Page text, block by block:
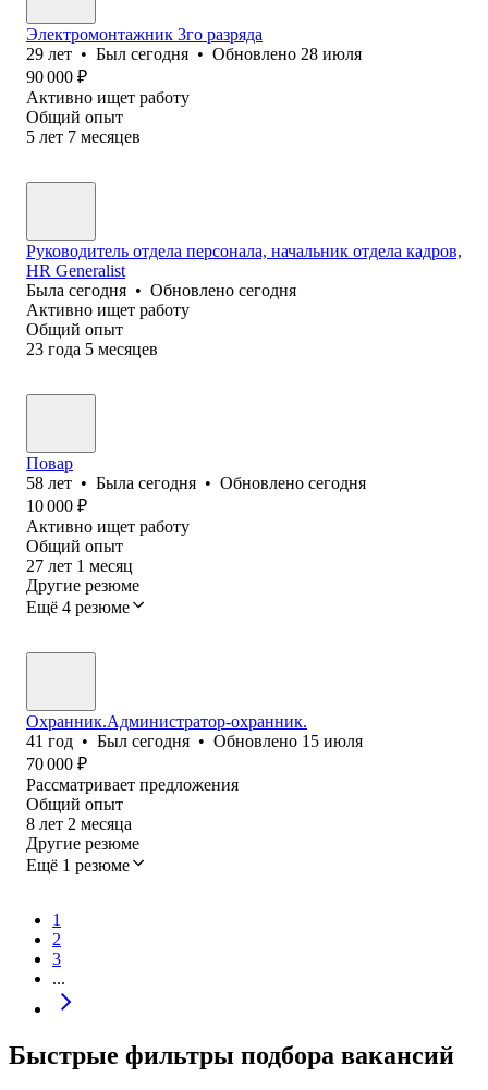
Электромонтажник 3го разряда
29 лет • Был сегодня • Обновлено 28 июля
90 000 ₽
Активно ищет работу
Общий опыт
5 лет 7 месяцев
Руководитель отдела персонала, начальник отдела кадров,
HR Generalist
Была сегодня • Обновлено сегодня
Активно ищет работу
Общий опыт
23 года 5 месяцев
Повар
58 лет • Была сегодня • Обновлено сегодня
10 000 ₽
Активно ищет работу
Общий опыт
27 лет 1 месяц
Другие резюме
Ещё 4 резюме
Охранник.Администратор-охранник.
41 год • Был сегодня • Обновлено 15 июля
70 000 ₽
Рассматривает предложения
Общий опыт
8 лет 2 месяца
Другие резюме
Ещё 1 резюме
1
2
3
...
Быстрые фильтры подбора вакансий